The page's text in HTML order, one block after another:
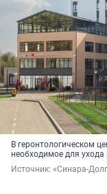
В геронтологическом
необходимое для
Источник: «Синара-